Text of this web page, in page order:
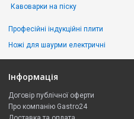
Кавоварки на піску
Професійні індукційні плити
Ножі для шаурми електричні
Інформація
Договір публічної оферти
Про компанію Gastro24